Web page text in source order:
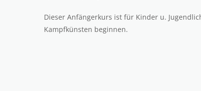
Dieser Anfängerkurs ist für Kinder u.
Kampfkünsten beginnen.